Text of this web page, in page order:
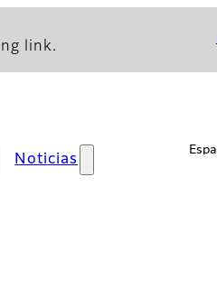
link.
Noticias